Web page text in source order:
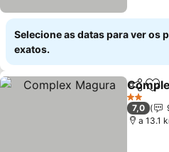
Selecione as datas para ver os
exatos.
Partilhar
2 Estrelas
7,0
a 13.1